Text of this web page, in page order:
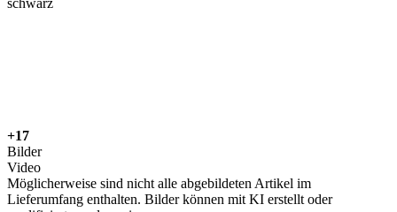
+17
Bilder
Video
Möglicherweise sind nicht alle abgebildeten Artikel im
Lieferumfang enthalten. Bilder können mit KI erstellt oder